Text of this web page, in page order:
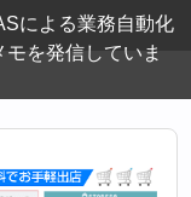
による業務自動化
を発信していま